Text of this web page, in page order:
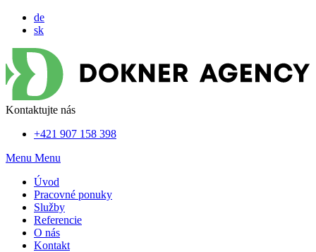
de
sk
Kontaktujte nás
+421 907 158 398
Menu Menu
Úvod
Pracovné ponuky
Služby
Referencie
O nás
Kontakt